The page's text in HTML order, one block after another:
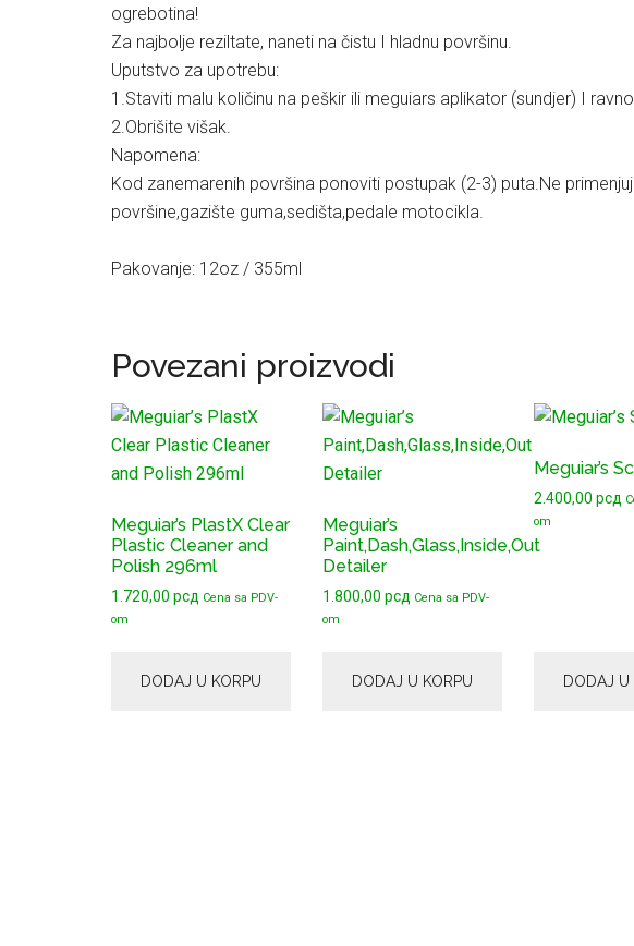
ogrebotina!
Za najbolje reziltate, naneti na čistu I hladnu površinu.
Uputstvo za upotrebu:
1.Staviti malu količinu na peškir ili meguiars aplikator (sundjer) I
2.Obrišite višak.
Napomena:
Kod zanemarenih površina ponoviti postupak (2-3) puta.Ne
površine,gazište guma,sedišta,pedale motocikla.
Pakovanje: 12oz / 355ml
Povezani proizvodi
Meguiar’s PlastX Clear
Plastic Cleaner and
Polish 296ml
1.720,00 рсд Cena sa PDV-
om
DODAJ U KORPU
Meguiar’s
Paint,Dash,Glass,Inside,Out
Detailer
1.800,00 рсд Cena sa PDV-
om
DODAJ U KORPU
Meguiar’s
2.400,00 рсд
om
DODAJ U